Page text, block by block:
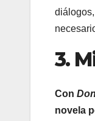
3.
Con
novela